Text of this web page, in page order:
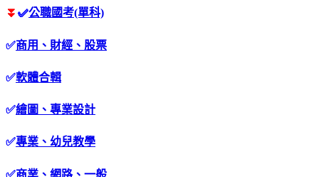
⏬ ✅公職國考(單科)
✅商用、財經、股票
✅軟體合輯
✅繪圖、專業設計
✅專業、幼兒教學
✅商業、網路、一般